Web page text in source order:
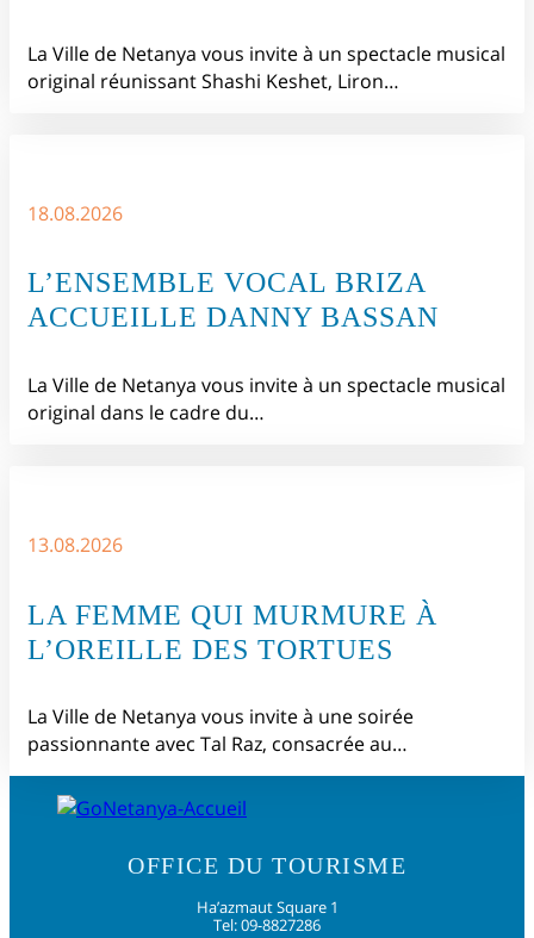
La Ville de Netanya vous invite à un spectacle musical
original réunissant Shashi Keshet, Liron…
18.08.2026
L’ENSEMBLE VOCAL BRIZA
ACCUEILLE DANNY BASSAN
La Ville de Netanya vous invite à un spectacle musical
original dans le cadre du…
13.08.2026
LA FEMME QUI MURMURE À
L’OREILLE DES TORTUES
La Ville de Netanya vous invite à une soirée
passionnante avec Tal Raz, consacrée au…
OFFICE DU TOURISME
Ha’azmaut Square 1
Tel: 09-8827286